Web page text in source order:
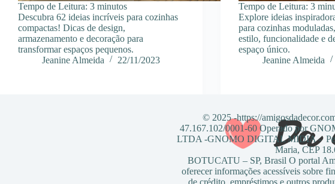
Tempo de Leitura: 3 minutos
Descubra 62 ideias incríveis para cozinhas
compactas! Dicas de design,
armazenamento e decoração para
transformar espaços pequenos.
Jeanine Almeida
22/11/2023
Tempo de Leitura:3
Explore ideias
para cozinhas
estilo, funcionalidade e
espaço único.
Jeanine Almeida
© 2025 -https://
47.167.102/0001-60 Operado por
LTDA -GNOMO DIGITAL MIDIA -
Maria, CEP
BOTUCATU – SP, Brasil O portal
oferecer informações acessíveis sobre
de crédito, empréstimos e outros